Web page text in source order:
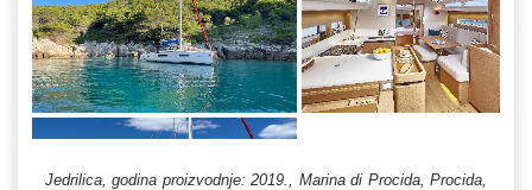
Jedrilica, godina proizvodnje: 2019., Marina di Procida, Procida,